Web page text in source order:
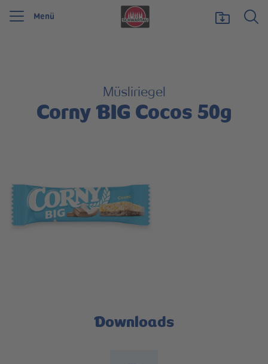
Wir feiern 125 Jahre Schwartauer Werke. Wir möchten etwas zurückgeben und
Menü
Müsliriegel
Corny BIG Cocos 50g
Downloads